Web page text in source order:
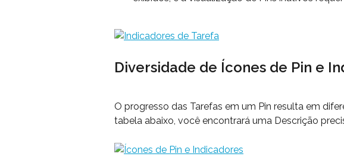
Diversidade de Ícones de Pin e
O progresso das Tarefas em um Pin resulta em
tabela abaixo, você encontrará uma Descrição